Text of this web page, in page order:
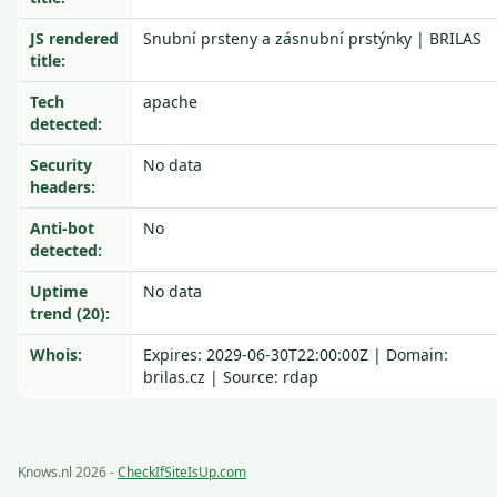
JS rendered
title:
Snubní prsteny a zásnubní prstýnky | BRILAS
Tech
detected:
apache
Security
headers:
No data
Anti-bot
detected:
No
Uptime
trend (20):
No data
Whois:
Expires: 2029-06-30T22:00:00Z | Domain:
brilas.cz | Source: rdap
Knows.nl 2026 -CheckIfSiteIsUp.com